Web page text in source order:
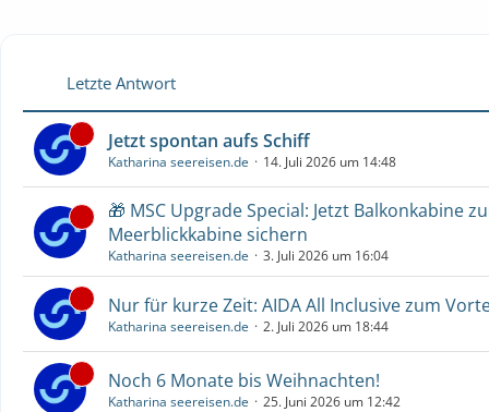
Letzte Antwort
Jetzt spontan aufs Schiff
Katharina seereisen.de 14. Juli 2026 um 14:48
🎁 MSC Upgrade Special: Jetzt Balkonkabine
Meerblickkabine sichern
Katharina seereisen.de 3. Juli 2026 um 16:04
Nur für kurze Zeit: AIDA All Inclusive zum
Katharina seereisen.de 2. Juli 2026 um 18:44
Noch 6 Monate bis Weihnachten!
Katharina seereisen.de 25. Juni 2026 um 12:42